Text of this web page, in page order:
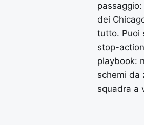
dei
tutto. Puoi
stop-
playbook:
schemi da
squadra a